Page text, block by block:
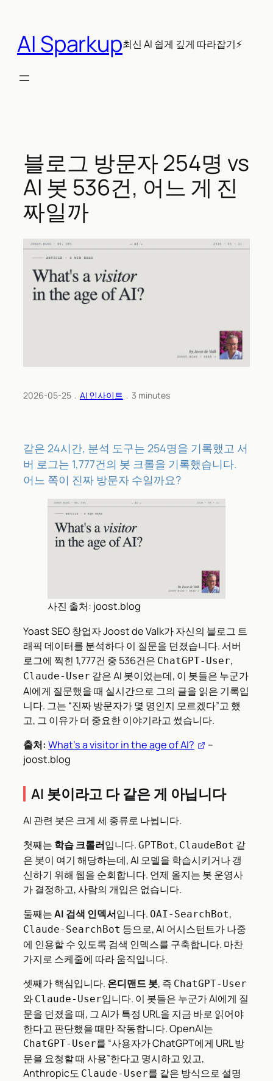
AI Sparkup최신 AI 쉽게 깊게 따라잡기⚡
블로그 방문자 254명 vs
AI 봇 536건, 어느 게 진
짜일까
2026-05-25 ﹒ AI 인사이트 ﹒ 3 minutes
같은 24시간, 분석 도구는 254명을 기록했고 서
버 로그는 1,777건의 봇 크롤을 기록했습니다.
어느 쪽이 진짜 방문자 수일까요?
사진 출처: joost.blog
Yoast SEO 창업자 Joost de Valk가 자신의 블로그 트
래픽 데이터를 분석하다 이 질문을 던졌습니다. 서버
로그에 찍힌 1,777건 중 536건은 ChatGPT-User,
Claude-User 같은 AI 봇이었는데, 이 봇들은 누군가
AI에게 질문했을 때 실시간으로 그의 글을 읽은 기록입
니다. 그는 “진짜 방문자가 몇 명인지 모르겠다”고 했
고, 그 이유가 더 중요한 이야기라고 썼습니다.
출처: What’s a visitor in the age of AI?
–
joost.blog
AI 봇이라고 다 같은 게 아닙니다
AI 관련 봇은 크게 세 종류로 나뉩니다.
첫째는 학습 크롤러입니다. GPTBot, ClaudeBot 같
은 봇이 여기 해당하는데, AI 모델을 학습시키거나 갱
신하기 위해 웹을 순회합니다. 언제 올지는 봇 운영사
가 결정하고, 사람의 개입은 없습니다.
둘째는AI 검색 인덱서입니다. OAI-SearchBot,
Claude-SearchBot 등으로, AI 어시스턴트가 나중
에 인용할 수 있도록 검색 인덱스를 구축합니다. 마찬
가지로 스케줄에 따라 움직입니다.
셋째가 핵심입니다. 온디맨드 봇, 즉 ChatGPT-User
와 Claude-User입니다. 이 봇들은 누군가 AI에게 질
문을 던졌을 때, 그 AI가 특정 URL을 지금 바로 읽어야
한다고 판단했을 때만 작동합니다. OpenAI는
ChatGPT-User를 “사용자가 ChatGPT에게 URL 방
문을 요청할 때 사용”한다고 명시하고 있고,
Anthropic도 Claude-User를 같은 방식으로 설명